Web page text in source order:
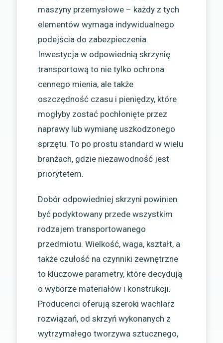
maszyny przemysłowe – każdy z tych
elementów wymaga indywidualnego
podejścia do zabezpieczenia.
Inwestycja w odpowiednią skrzynię
transportową to nie tylko ochrona
cennego mienia, ale także
oszczędność czasu i pieniędzy, które
mogłyby zostać pochłonięte przez
naprawy lub wymianę uszkodzonego
sprzętu. To po prostu standard w wielu
branżach, gdzie niezawodność jest
priorytetem.
Dobór odpowiedniej skrzyni powinien
być podyktowany przede wszystkim
rodzajem transportowanego
przedmiotu. Wielkość, waga, kształt, a
także czułość na czynniki zewnętrzne
to kluczowe parametry, które decydują
o wyborze materiałów i konstrukcji.
Producenci oferują szeroki wachlarz
rozwiązań, od skrzyń wykonanych z
wytrzymałego tworzywa sztucznego,